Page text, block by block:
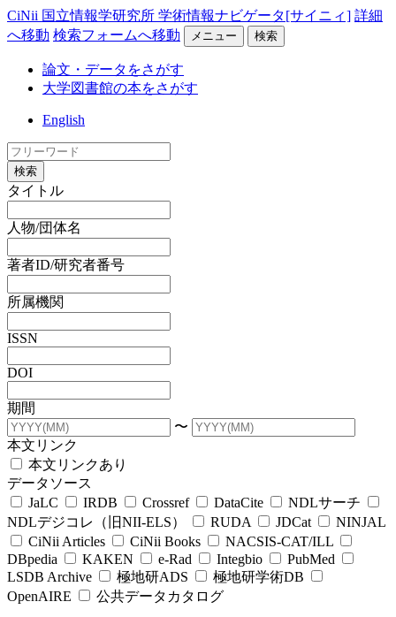
CiNii 国立情報学研究所 学術情報ナビゲータ[サイニィ] 詳細
へ移動 検索フォームへ移動 メニュー 検索
論文・データをさがす
大学図書館の本をさがす
English
検索
タイトル
人物/団体名
著者ID/研究者番号
所属機関
ISSN
DOI
期間
〜
本文リンク
本文リンクあり
データソース
JaLC
IRDB Crossref DataCite
NDLサーチ
NDLデジコレ（旧NII-ELS）
RUDA JDCat
NINJAL
CiNii Articles
CiNii Books
NACSIS-CAT/ILL
DBpedia
KAKEN e-Rad Integbio
PubMed
LSDB Archive
極地研ADS
極地研学術DB
OpenAIRE
公共データカタログ